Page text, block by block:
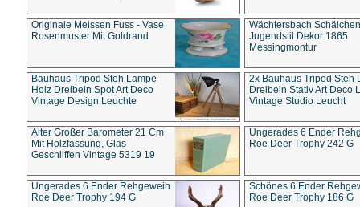
Originale Meissen Fuss - Vase
Rosenmuster Mit Goldrand
Wächtersbach Schälchen
Jugendstil Dekor 1865
Messingmontur
Bauhaus Tripod Steh Lampe
Holz Dreibein Spot Art Deco
Vintage Design Leuchte
2x Bauhaus Tripod Steh
Dreibein Stativ Art Deco
Vintage Studio Leucht
Alter Großer Barometer 21 Cm
Mit Holzfassung, Glas
Geschliffen Vintage 5319 19
Ungerades 6 Ender
Roe Deer Trophy 242 G
Ungerades 6 Ender Rehgeweih
Roe Deer Trophy 194 G
Schönes 6 Ender
Roe Deer Trophy 186 G